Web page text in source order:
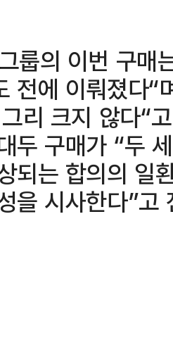
룹의 이번 구매
전에 이뤄졌다
리 크지 않다“
두 구매가 “두
되는 합의의 일
을 시사한다”고